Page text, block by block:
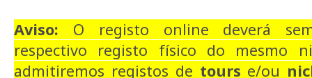
Aviso: O registo online deverá
respectivo registo físico do mesmo
admitiremos registos de tours e/ou